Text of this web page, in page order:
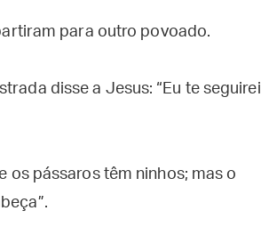
para outro povoado.
disse a Jesus: “Eu te seguirei
os pássaros têm ninhos; mas o